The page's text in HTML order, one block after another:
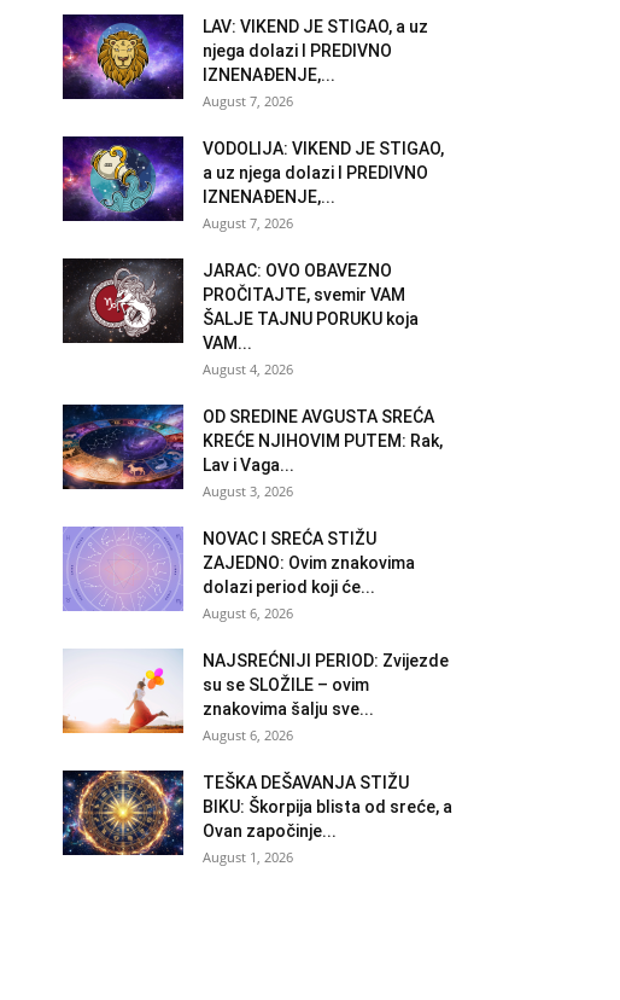
LAV: VIKEND JE STIGAO, a uz
njega dolazi I PREDIVNO
IZNENAĐENJE,...
August 7, 2026
VODOLIJA: VIKEND JE STIGAO,
a uz njega dolazi I PREDIVNO
IZNENAĐENJE,...
August 7, 2026
JARAC: OVO OBAVEZNO
PROČITAJTE, svemir VAM
ŠALJE TAJNU PORUKU koja
VAM...
August 4, 2026
OD SREDINE AVGUSTA SREĆA
KREĆE NJIHOVIM PUTEM: Rak,
Lav i Vaga...
August 3, 2026
NOVAC I SREĆA STIŽU
ZAJEDNO: Ovim znakovima
dolazi period koji će...
August 6, 2026
NAJSREĆNIJI PERIOD: Zvijezde
su se SLOŽILE – ovim
znakovima šalju sve...
August 6, 2026
TEŠKA DEŠAVANJA STIŽU
BIKU: Škorpija blista od sreće, a
Ovan započinje...
August 1, 2026